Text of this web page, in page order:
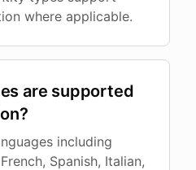
where applicable.
are supported
including
Spanish, Italian,